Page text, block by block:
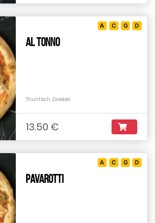
Al Tonno
A C G D
Thunfisch, Zwiebel
13.50 €
Pavarotti
A C G D